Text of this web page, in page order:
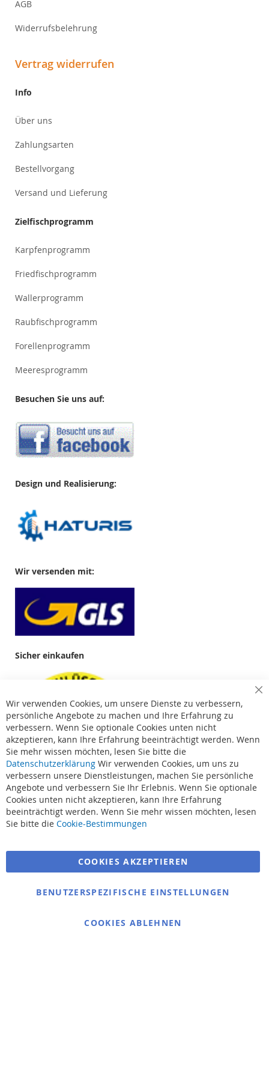
AGB
Widerrufsbelehrung
Vertrag widerrufen
Info
Über uns
Zahlungsarten
Bestellvorgang
Versand und Lieferung
Zielfischprogramm
Karpfenprogramm
Friedfischprogramm
Wallerprogramm
Raubfischprogramm
Forellenprogramm
Meeresprogramm
Besuchen Sie uns auf:
Design und Realisierung:
Wir versenden mit:
Sicher einkaufen
Suchbegriffe
Bestellungen und Rücksendungen
Kontaktieren Sie uns
Cookie Einstellungen
Wir verwenden Cookies, um unsere Dienste zu verbessern,
persönliche Angebote zu machen und Ihre Erfahrung zu
verbessern. Wenn Sie optionale Cookies unten nicht
akzeptieren, kann Ihre Erfahrung beeinträchtigt werden. Wenn
Sie mehr wissen möchten, lesen Sie bitte die
Datenschutzerklärung Wir verwenden Cookies, um uns zu
verbessern unsere Dienstleistungen, machen Sie persönliche
Angebote und verbessern Sie Ihr Erlebnis. Wenn Sie optionale
Cookies unten nicht akzeptieren, kann Ihre Erfahrung
beeinträchtigt werden. Wenn Sie mehr wissen möchten, lesen
Sie bitte die Cookie-Bestimmungen
COOKIES AKZEPTIEREN
BENUTZERSPEZIFISCHE EINSTELLUNGEN
COOKIES ABLEHNEN